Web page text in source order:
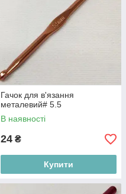
Гачок для в'язання
металевий# 5.5
В наявності
24 ₴
Купити